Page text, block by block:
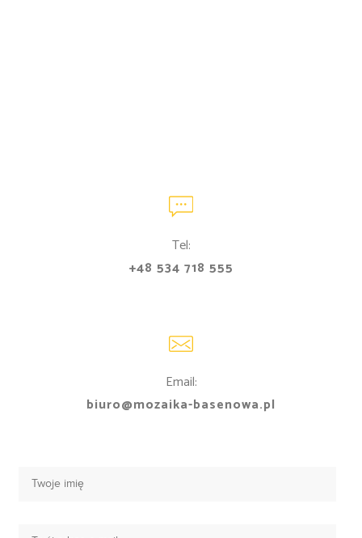
Tel:
+48 534 718 555
Email:
biuro@mozaika-basenowa.pl